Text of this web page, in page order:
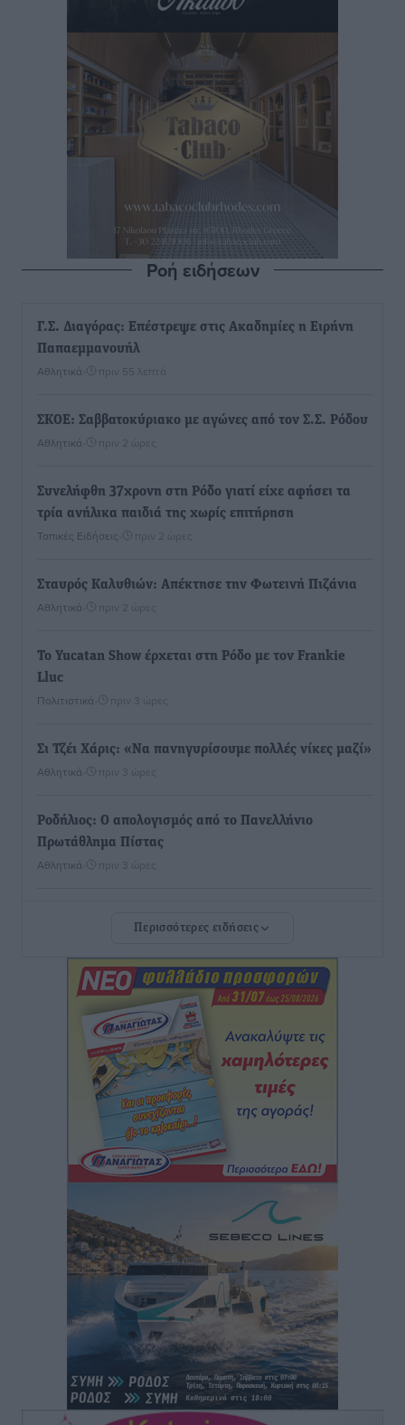
Ροή ειδήσεων
Γ.Σ. Διαγόρας: Επέστρεψε στις Ακαδημίες η Ειρήνη
Παπαεμμανουήλ
Αθλητικά πριν 55 λεπτά
ΣΚΟΕ: Σαββατοκύριακο με αγώνες από τον Σ.Σ. Ρόδου
Αθλητικά πριν 2 ώρες
Συνελήφθη 37χρονη στη Ρόδο γιατί είχε αφήσει τα
τρία ανήλικα παιδιά της χωρίς επιτήρηση
Τοπικές Ειδήσεις πριν 2 ώρες
Σταυρός Καλυθιών: Απέκτησε την Φωτεινή Πιζάνια
Αθλητικά πριν 2 ώρες
Το Yucatan Show έρχεται στη Ρόδο με τον Frankie
Lluc
Πολιτιστικά πριν 3 ώρες
Σι Τζέι Χάρις: «Να πανηγυρίσουμε πολλές νίκες μαζί»
Αθλητικά πριν 3 ώρες
Ροδήλιος: Ο απολογισμός από το Πανελλήνιο
Πρωτάθλημα Πίστας
Αθλητικά πριν 3 ώρες
πριν 3 ώρες
Γ.Σ. Διαγόρας: Εντατική προετοιμασία και επιστροφή
Ρίζου στις Ακαδημίες
• πριν 3 ώρες
Εθνική Ανδρών: Ραντεβού στο Telekom Center Athens
πριν 3 ώρες
ΕΠΟ: Απέσυρε τη στήριξή της στην υποψηφιότητα
του Ινφαντίνο
Φοίβος Κω: Το «ευχαριστώ» για το 9ο Kos 3X3
Basketball Festival
πριν 3 ώρες
6ο Kalymnos 3X3: Ολοκληρώθηκε με μεγάλη επιτυχία,
νικητές οι VAR!
Αθλητικά• πριν 3 ώρες
Περισσότερες ειδήσεις